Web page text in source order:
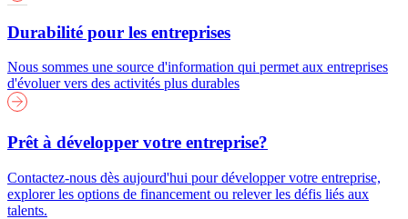
Durabilité pour les entreprises
Nous sommes une source d'information qui permet aux entreprises
d'évoluer vers des activités plus durables
Prêt à développer votre entreprise?
Contactez-nous dès aujourd'hui pour développer votre entreprise,
explorer les options de financement ou relever les défis liés aux
talents.